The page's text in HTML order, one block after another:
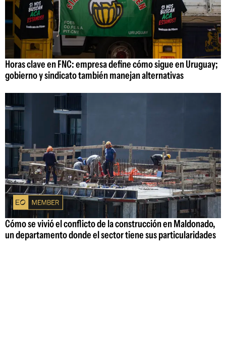
Horas clave en FNC: empresa define cómo sigue en Uruguay;
gobierno y sindicato también manejan alternativas
Cómo se vivió el conflicto de la construcción en Maldonado,
un departamento donde el sector tiene sus particularidades